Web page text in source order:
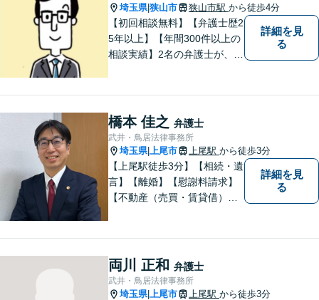
埼玉県|狭山市 狭山市駅 から徒歩4分
【初回相談無料】【弁護士歴2
5年以上】【年間300件以上の
相談実績】2名の弁護士が、さ
談ください【相続】税理士や
司法書士などと連携し、複雑
な案件も対応。【狭山市駅4
分】
詳細を見
る
橋本 佳之 弁護士
武井・鳥居法律事務所
埼玉県| 上尾市 上尾駅 から徒歩3分
【上尾駅徒歩3分】【相続・遺
言】【離婚】【慰謝料請求】
【不動産（売買・賃貸借）】
詳細を見
る
両川 正和 弁護士
武井・鳥居法律事務所
埼玉県| 上尾市 上尾駅 から徒歩3分